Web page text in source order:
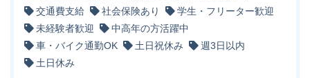
交通費支給
社会保険あり
学生・フリーター歓迎
未経験者歓迎
中高年の方活躍中
車・バイク通勤OK
土日祝休み
週3日以内
土日休み